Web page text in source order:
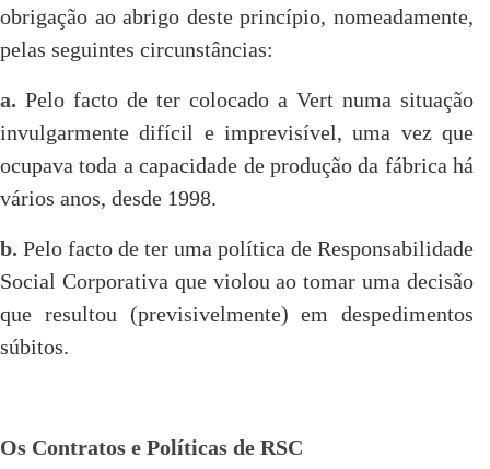
obrigação ao abrigo deste princípio, nomeadamente,
pelas seguintes circunstâncias:
a. Pelo facto de ter colocado a Vert numa situação
invulgarmente difícil e imprevisível, uma vez que
ocupava toda a capacidade de produção da fábrica há
vários anos, desde 1998.
b. Pelo facto de ter uma política de Responsabilidade
Social Corporativa que violou ao tomar uma decisão
que resultou (previsivelmente) em despedimentos
súbitos.
Os Contratos e Políticas de RSC